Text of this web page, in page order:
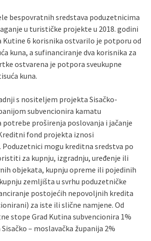
bespovratnih sredstava poduzetnicima
u turističke projekte u 2018. godini
Kutine 6 korisnika ostvarilo je potporu od
kuna, a sufinanciranje dva korisnika za
ostvarena je potpora sveukupne
kuna.
s nositeljem projekta Sisačko-
subvencionira kamatu
potrebe proširenja poslovanja i jačanje
fond projekta iznosi
Poduzetnici mogu kreditna sredstva po
za kupnju, izgradnju, uređenje ili
objekata, kupnju opreme ili pojedinih
zemljišta u svrhu poduzetničke
postojećih nepovoljnih kredita
za iste ili slične namjene. Od
stope Grad Kutina subvencionira 1%
– moslavačka županija 2%